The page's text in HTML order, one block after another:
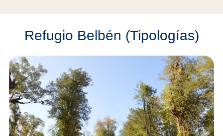
Refugio Belbén (Tipologías)